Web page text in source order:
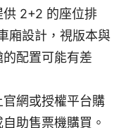
供 2+2 的座位排
廂設計，視版本與
配置可能有差
網或授權平台購
助售票機購買。